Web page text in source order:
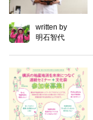
written by
明石智代